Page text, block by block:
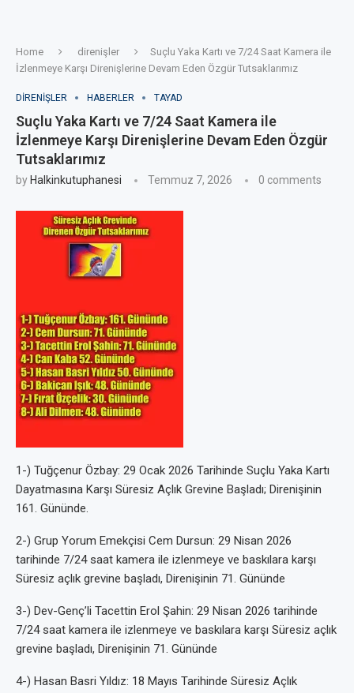
Home direnişler
Suçlu Yaka Kartı ve 7/24 Saat Kamera ile
İzlenmeye Karşı Direnişlerine Devam Eden Özgür Tutsaklarımız
DIRENIŞLER HABERLER TAYAD
Suçlu Yaka Kartı ve 7/24 Saat Kamera ile
İzlenmeye Karşı Direnişlerine Devam Eden Özgür
Tutsaklarımız
by Halkinkutuphanesi Temmuz 7, 2026 0 comments
1-) Tuğçenur Özbay: 29 Ocak 2026 Tarihinde Suçlu Yaka Kartı
Dayatmasına Karşı Süresiz Açlık Grevine Başladı; Direnişinin
161. Gününde.
2-) Grup Yorum Emekçisi Cem Dursun: 29 Nisan 2026
tarihinde 7/24 saat kamera ile izlenmeye ve baskılara karşı
Süresiz açlık grevine başladı, Direnişinin 71. Gününde
3-) Dev-Genç’li Tacettin Erol Şahin: 29 Nisan 2026 tarihinde
7/24 saat kamera ile izlenmeye ve baskılara karşı Süresiz açlık
grevine başladı, Direnişinin 71. Gününde
4-) Hasan Basri Yıldız: 18 Mayıs Tarihinde Süresiz Açlık